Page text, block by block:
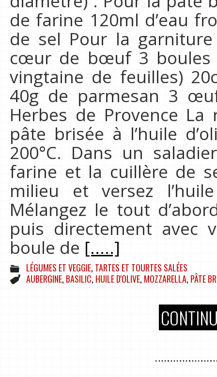
de farine 120ml d’eau
de sel Pour la
cœur de bœuf 3 boules
vingtaine de feuilles)
40g de parmesan 3
Herbes de Provence
pâte brisée à l’huile
200°C. Dans un
farine et la cuillère de
milieu et versez
Mélangez le tout
puis directement avec
boule de [.....]
LÉGUMES ET VEGGIE, TARTES ET TOURTES SALÉES
AUBERGINE, BASILIC, HUILE D'OLIVE, MOZZARELLA, PÂTE